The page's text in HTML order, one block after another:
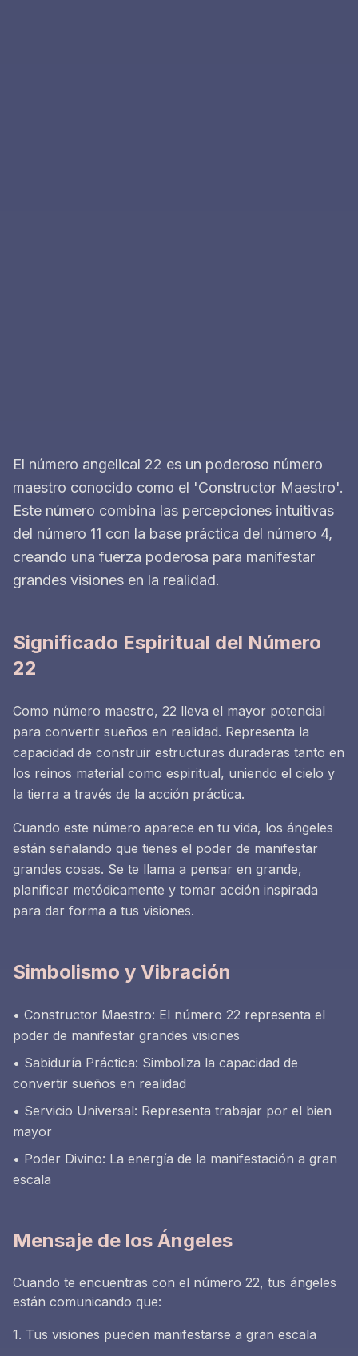
El número angelical 22 es un poderoso número
maestro conocido como el 'Constructor Maestro'.
Este número combina las percepciones intuitivas
del número 11 con la base práctica del número 4,
creando una fuerza poderosa para manifestar
grandes visiones en la realidad.
Significado Espiritual del Número
22
Como número maestro, 22 lleva el mayor potencial
para convertir sueños en realidad. Representa la
capacidad de construir estructuras duraderas tanto en
los reinos material como espiritual, uniendo el cielo y
la tierra a través de la acción práctica.
Cuando este número aparece en tu vida, los ángeles
están señalando que tienes el poder de manifestar
grandes cosas. Se te llama a pensar en grande,
planificar metódicamente y tomar acción inspirada
para dar forma a tus visiones.
Simbolismo y Vibración
• Constructor Maestro: El número 22 representa el
poder de manifestar grandes visiones
• Sabiduría Práctica: Simboliza la capacidad de
convertir sueños en realidad
• Servicio Universal: Representa trabajar por el bien
mayor
• Poder Divino: La energía de la manifestación a gran
escala
Mensaje de los Ángeles
Cuando te encuentras con el número 22, tus ángeles
están comunicando que:
1. Tus visiones pueden manifestarse a gran escala